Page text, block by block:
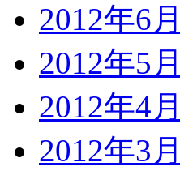
2012年6月
2012年5月
2012年4月
2012年3月